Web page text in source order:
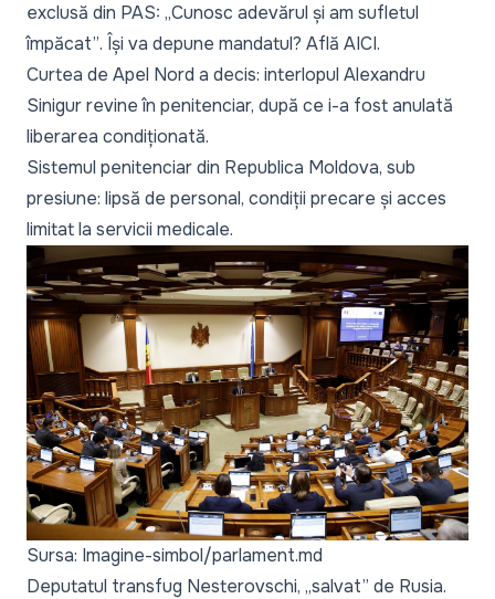
exclusă din PAS: „Cunosc adevărul și am sufletul
împăcat”. Își va depune mandatul? Află AICI.
Curtea de Apel Nord a decis: interlopul Alexandru
Sinigur revine în penitenciar, după ce i-a fost anulată
liberarea condiționată.
Sistemul penitenciar din Republica Moldova, sub
presiune: lipsă de personal, condiții precare și acces
limitat la servicii medicale.
Sursa: Imagine-simbol/parlament.md
Deputatul transfug Nesterovschi, „salvat” de Rusia.